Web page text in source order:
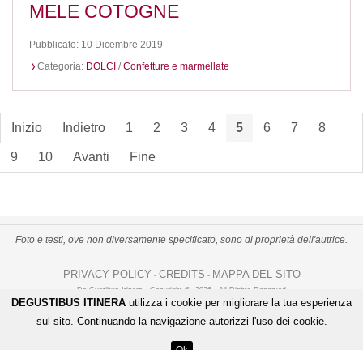
MELE COTOGNE
Pubblicato: 10 Dicembre 2019
Categoria: DOLCI /Confetture e marmellate
Inizio Indietro 1 2 3 4 5 6 7 8
9 10 Avanti Fine
Foto e testi, ove non diversamente specificato, sono di proprietà dell'autrice.
PRIVACY POLICY - CREDITS - MAPPA DEL SITO
De Gustibus Itinera - Copyright © 2026 All Rights Reserved
ENGINEERING BY
DEGUSTIBUS ITINERA utilizza i cookie per migliorare la tua esperienza
sul sito. Continuando la navigazione autorizzi l'uso dei cookie.